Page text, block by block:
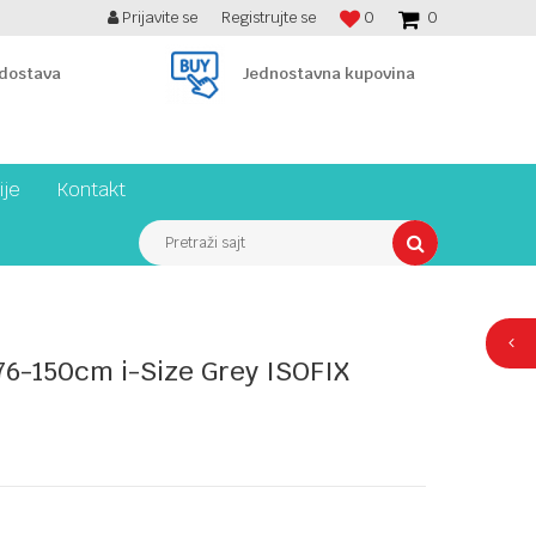
BESPLATNA ISPORUKA PREKO 7900 din! 0
0
Prijavite se Registrujte se
Jednostavna kupovina
Kontakt
Pretraži sajt
150cm i-Size Grey ISOFIX